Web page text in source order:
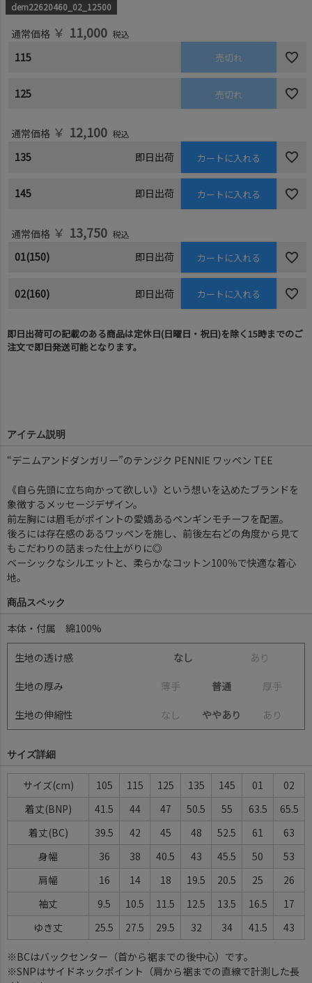
dem22620460_02_12500
通常価格 ￥ 11,000 税込
115 売切れ
125 売切れ
通常価格 ￥ 12,100 税込
135 即日出荷 カートに入れる
145 即日出荷 カートに入れる
通常価格 ￥ 13,750 税込
01(150) 即日出荷 カートに入れる
02(160) 即日出荷 カートに入れる
即日出荷可の記載のある商品は定休日(日曜日・祝日)を除く15時までのご
注文で即日発送可能となります。
アイテム説明
“デニムアンドダンガリー”のテンジク PENNIE ワッペン TEE
《自ら先頭に立ち向かって欲しい》という想いを込めたブランドを
象徴するメッセージデザイン。
前左胸には眉毛がポイントの愛嬌あるペンギンモチーフを配置。
後ろには存在感のあるワッペンを施し、前後左右どの角度から見て
もこだわりの詰まった仕上がりに◎
ベーシックなシルエットと、柔らかなコットン100％で快適な着心
地。
商品スペック
本体・付属 綿100%
生地の透け感 なし あ り
生地の厚み 薄手 普通 厚手
生地の伸縮性 な し ややあり あ り
サイズ詳細
サイズ 105 115 125 135 145 01
02
着丈(BNP)
41.5 44 47 50.5 55 63.5
65.5
着丈(BC)
39.5 42 45 48 52.5 61
63
身幅
36 38 40.5 43 45.5 50
53
肩幅
16 14 18 19.5 20.5 25
26
袖丈
9.5 10.5 11.5 12.5 13.5 16.5
17
ゆき丈
25.5 27.5 29.5 32 34 41.5 43
※BCはバックセンター（首から裾までの後中心）です。
※SNPはサイドネックポイント（肩から裾までの直線で計測した長